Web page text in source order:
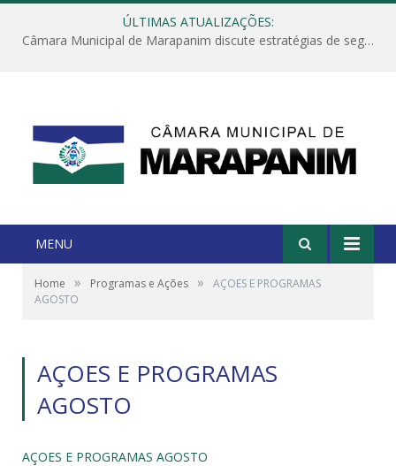
ÚLTIMAS ATUALIZAÇÕES:
Câmara Municipal de Marapanim discute estratégias de segurança com autoridades e poder executivo
MENU
Home » Programas e Ações »
AÇOES E PROGRAMAS
AGOSTO
AÇOES E PROGRAMAS
AGOSTO
AÇOES E PROGRAMAS AGOSTO